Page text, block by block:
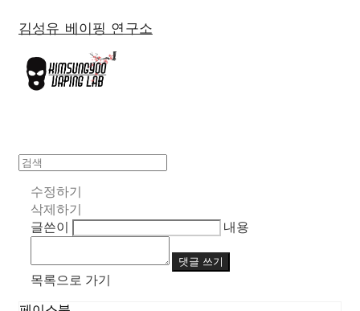
김성유 베이핑 연구소
수정하기
삭제하기
글쓴이
내용
댓글 쓰기
목록으로 가기